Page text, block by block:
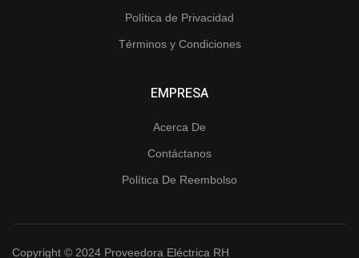
Política de Privacidad
Términos y Condiciones
EMPRESA
Acerca De
Contáctanos
Política De Reembolso
Copyright © 2024 Proveedora Eléctrica RH